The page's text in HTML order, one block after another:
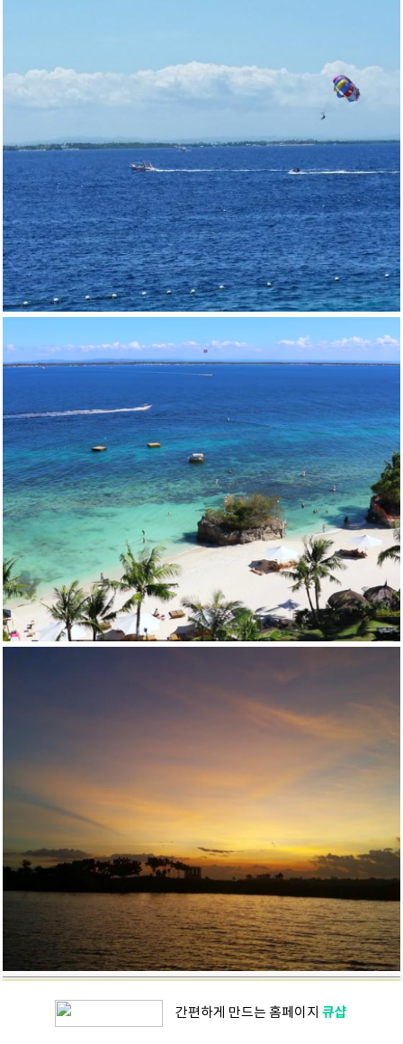
간편하게 만드는 홈페이지 큐샵